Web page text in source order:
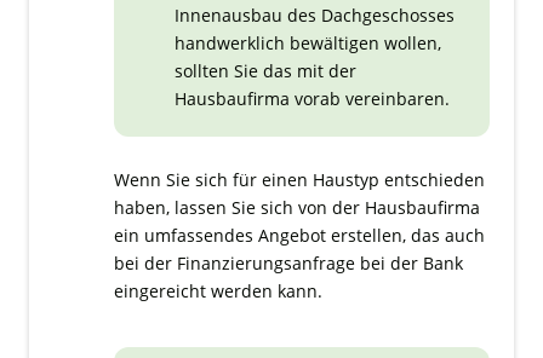
Innenausbau des Dachgeschosses
handwerklich bewältigen wollen,
sollten Sie das mit der
Hausbaufirma vorab vereinbaren.
Wenn Sie sich für einen Haustyp entschieden
haben, lassen Sie sich von der Hausbaufirma
ein umfassendes Angebot erstellen, das auch
bei der Finanzierungsanfrage bei der Bank
eingereicht werden kann.